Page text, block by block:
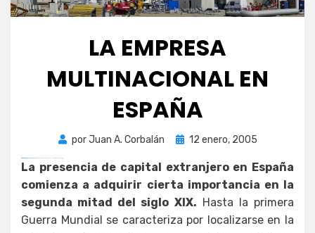
LA EMPRESA
MULTINACIONAL EN
ESPAÑA
porJuan A. Corbalán
Publicada
12 enero, 2005
La presencia de capital extranjero en España
comienza a adquirir cierta importancia en la
segunda mitad del siglo XIX. Hasta la primera
Guerra Mundial se caracteriza por localizarse en la